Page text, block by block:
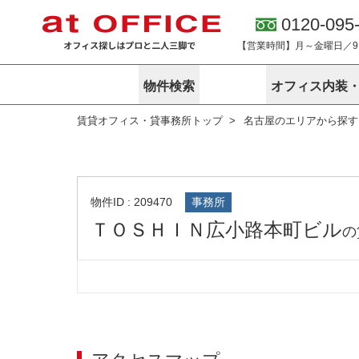
0120-
【営業時間】月～金曜日／
物件検索
東京
路線から探す
こだわりから探す
賃料相場を参考に探す
地図から探す
居抜き物件特集
神奈川
路線から探す
地図から探す
神奈川のク
オフィス内装
サービス内容
オフィス探しノウハウ
アットオフ
無料ダウン
オーナー様へ
企業情報
オフィス紹
賃貸オフィス・貸事務所トップ 名古屋のエリアから探す
物件ID : 209470 事務所
ＴＯＳＨＩＮ広小路本町ビル